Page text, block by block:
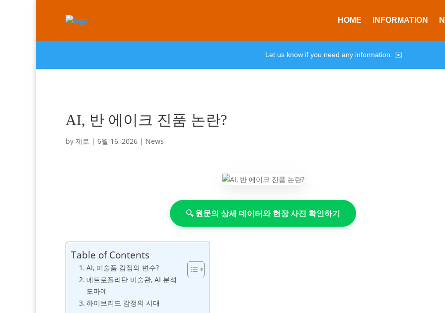
HOME INFORMATION
Let us know if you need any information. ✉️
AI, 반 에이크 진품 논란?
by 제로 | 6월 16, 2026 | News
🔍 원문의 상세 데이터와 현장 사진 확인하기
Table of Contents
AI, 미술품 감정의 변수?
메트로폴리탄 미술관, AI 분석
도마에
하이브리드 감정의 시대